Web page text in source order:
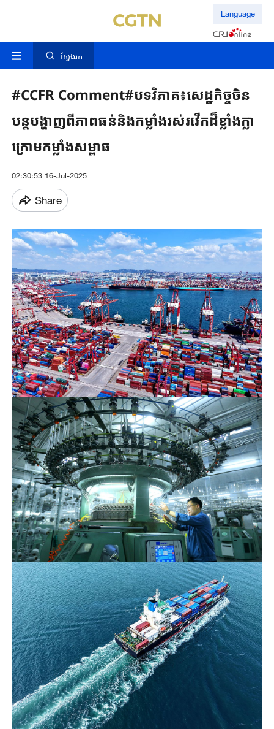
Language
ស្វែងរក
#CCFR ​Comment#បទវិភាគ៖​​សេដ្ឋកិច្ចចិន​
បន្តបង្ហាញពី​ភាពធន់និង​កម្លាំងរស់រវើក​ដ៏ខ្លាំងក្លា​
ក្រោម​កម្លាំងសម្ពាធ ​
02:30:53 16-Jul-2025
Share